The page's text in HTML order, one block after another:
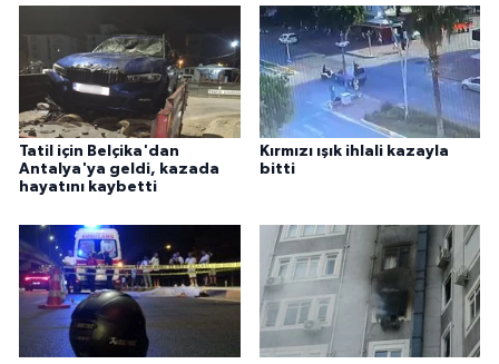
Tatil için Belçika'dan
Antalya'ya geldi, kazada
hayatını kaybetti
Kırmızı ışık ihlali kazayla
bitti